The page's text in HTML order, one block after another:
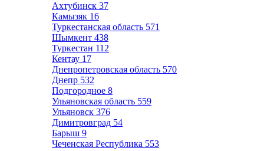
Ахтубинск 37
Камызяк 16
Туркестанская область 571
Шымкент 438
Туркестан 112
Кентау 17
Днепропетровская область 570
Днепр 532
Подгородное 8
Ульяновская область 559
Ульяновск 376
Димитровград 54
Барыш 9
Чеченская Республика 553